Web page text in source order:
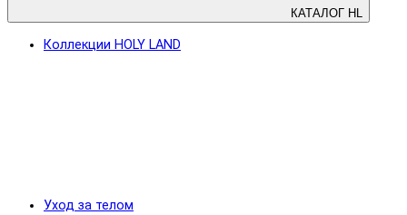
КАТАЛОГ HL
Коллекции HOLY LAND
Уход за телом